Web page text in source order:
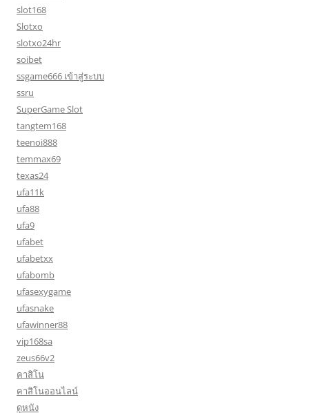
slot168
Slotxo
slotxo24hr
soibet
ssgame666 เข้าสู่ระบบ
ssru
SuperGame Slot
tangtem168
teenoi888
temmax69
texas24
ufa11k
ufa88
ufa9
ufabet
ufabetxx
ufabomb
ufasexygame
ufasnake
ufawinner88
vip168sa
zeus66v2
คาสิโน
คาสิโนออนไลน์
ดูหนัง